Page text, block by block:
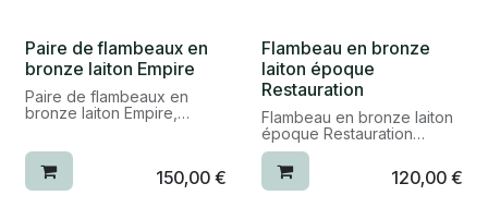
époque : début XXe siècle
bon état
matière : bronze laiton
dimensions : H. 21cm, L.
18cm, l. 9cm
catégorie : bougeoirs et
réf. 23025
matière : bronze / laiton
dimensions : H. 16cm, base :
9cm de côté
catégorie : bougeoirs et
réf. A088
Paire de flambeaux en
bronze laiton Empire
Paire de flambeaux en
bronze laiton Empire,
époque : début XIXe siècle
(Empire 1804-1815)
150,00€
Flambeau en bronze
laiton époque
Restauration
Flambeau en bronze laiton
époque Restauration
époque : début XIXe siècle
(époque Restauration 1814-
120,00€